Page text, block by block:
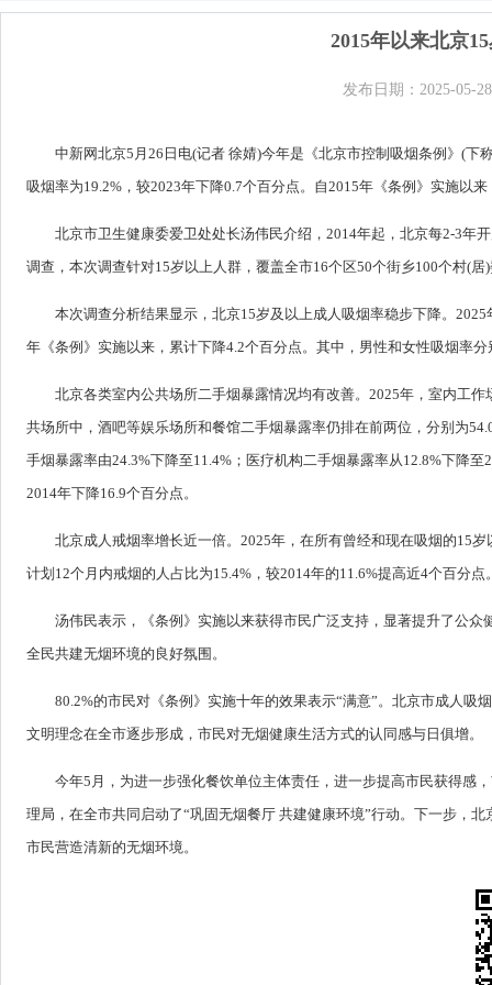
2015年以来北京
发布日期：2025-05-28
中新网北京5月26日电(记者 徐婧)今年是《北京市控制吸烟条例》(
吸烟率为19.2%，较2023年下降0.7个百分点。自2015年《条例》实施以
北京市卫生健康委爱卫处处长汤伟民介绍，2014年起，北京每2-3年
调查，本次调查针对15岁以上人群，覆盖全市16个区50个街乡100个村(
本次调查分析结果显示，北京15岁及以上成人吸烟率稳步下降。
年《条例》实施以来，累计下降4.2个百分点。其中，男性和女性吸烟率
北京各类室内公共场所二手烟暴露情况均有改善。2025年，室内工
共场所中，酒吧等娱乐场所和餐馆二手烟暴露率仍排在前两位，分别为
手烟暴露率由24.3%下降至11.4%；医疗机构二手烟暴露率从12.8%下降
2014年下降16.9个百分点。
北京成人戒烟率增长近一倍。2025年，在所有曾经和现在吸烟的15
计划12个月内戒烟的人占比为15.4%，较2014年的11.6%提高近4个百分点
汤伟民表示，《条例》实施以来获得市民广泛支持，显著提升了公
全民共建无烟环境的良好氛围。
80.2%的市民对《条例》实施十年的效果表示“满意”。北京市成人
文明理念在全市逐步形成，市民对无烟健康生活方式的认同感与日俱增。
今年5月，为进一步强化餐饮单位主体责任，进一步提高市民获得感
理局，在全市共同启动了“巩固无烟餐厅 共建健康环境”行动。下一步，
市民营造清新的无烟环境。